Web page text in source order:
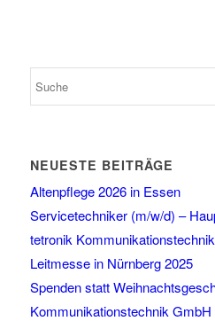
NEUESTE BEITRÄGE
Altenpflege 2026 in Essen
Servicetechniker (m/w/d) –
tetronik
Leitmesse in Nürnberg 2025
Spenden statt
Kommunikationstechnik